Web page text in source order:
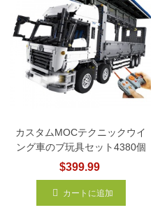
カスタムMOCテクニックウイ
ング車のブ玩具セット4380個
$399.99
カートに追加